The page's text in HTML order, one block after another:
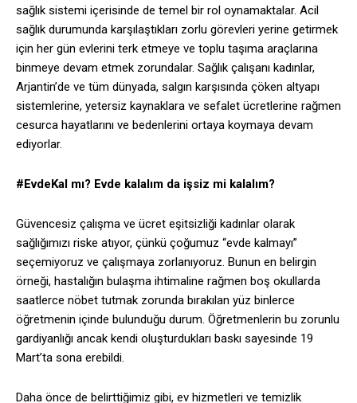
sağlık sistemi içerisinde de temel bir rol oynamaktalar. Acil
sağlık durumunda karşılaştıkları zorlu görevleri yerine getirmek
için her gün evlerini terk etmeye ve toplu taşıma araçlarına
binmeye devam etmek zorundalar. Sağlık çalışanı kadınlar,
Arjantin’de ve tüm dünyada, salgın karşısında çöken altyapı
sistemlerine, yetersiz kaynaklara ve sefalet ücretlerine rağmen
cesurca hayatlarını ve bedenlerini ortaya koymaya devam
ediyorlar.
#EvdeKal mı? Evde kalalım da işsiz mi kalalım?
Güvencesiz çalışma ve ücret eşitsizliği kadınlar olarak
sağlığımızı riske atıyor, çünkü çoğumuz “evde kalmayı”
seçemiyoruz ve çalışmaya zorlanıyoruz. Bunun en belirgin
örneği, hastalığın bulaşma ihtimaline rağmen boş okullarda
saatlerce nöbet tutmak zorunda bırakılan yüz binlerce
öğretmenin içinde bulunduğu durum. Öğretmenlerin bu zorunlu
gardiyanlığı ancak kendi oluşturdukları baskı sayesinde 19
Mart’ta sona erebildi.
Daha önce de belirttiğimiz gibi, ev hizmetleri ve temizlik